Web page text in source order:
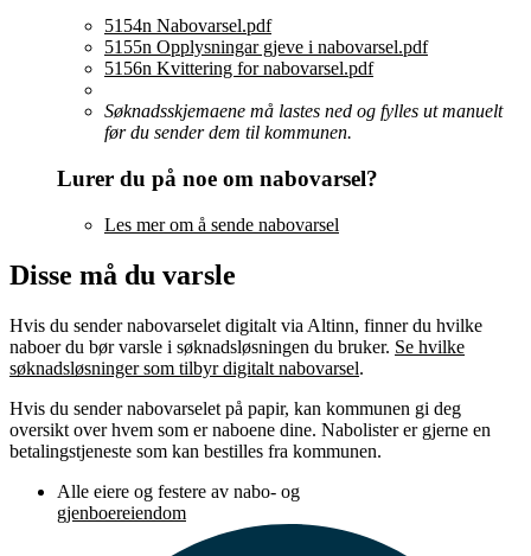
5154n Nabovarsel.pdf
5155n Opplysningar gjeve i nabovarsel.pdf
5156n Kvittering fornabovarsel.pdf
Søknadsskjemaene må lastes ned og fylles ut manuelt
før du sender dem til kommunen.
Lurer du på noe om nabovarsel?
Les mer om å sende nabovarsel
Disse må du varsle
Hvis du sendernabovarselet digitalt via Altinn, finner du hvilke
naboer du bør varsle i søknadsløsningen du bruker. Se hvilke
søknadsløsninger som tilbyr digitalt nabovarsel.
Hvis du sendernabovarselet på papir, kan kommunen gi deg
oversikt over hvem som er naboene dine. Nabolister er gjerne en
betalingstjeneste som kan bestilles fra kommunen.
Alle eiere og festere av nabo- og
gjenboereiendom